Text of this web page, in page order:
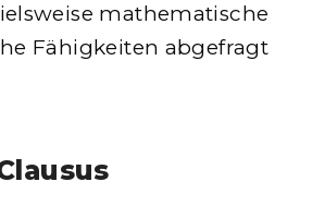
mathematische
Fähigkeiten abgefragt